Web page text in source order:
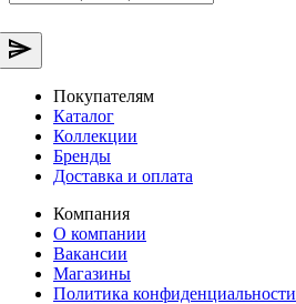
Покупателям
Каталог
Коллекции
Бренды
Доставка и оплата
Компания
О компании
Вакансии
Магазины
Политика конфиденциальности